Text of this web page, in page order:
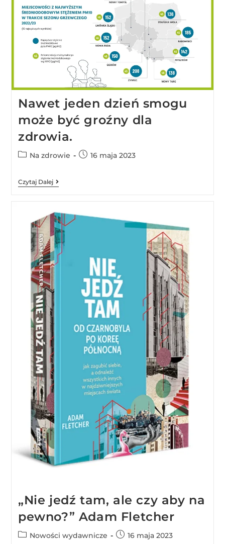
Nawet jeden dzień smogu
może być groźny dla
zdrowia.
Na zdrowie 16 maja 2023
Czytaj Dalej
„Nie jedź tam, ale czy aby na
pewno?” Adam Fletcher
Nowości wydawnicze 16 maja 2023